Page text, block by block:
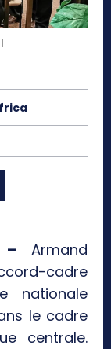
– Armand
cadre
nationale
le cadre
centrale.